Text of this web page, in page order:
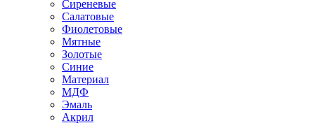
Сиреневые
Салатовые
Фиолетовые
Мятные
Золотые
Синие
Материал
МДФ
Эмаль
Акрил